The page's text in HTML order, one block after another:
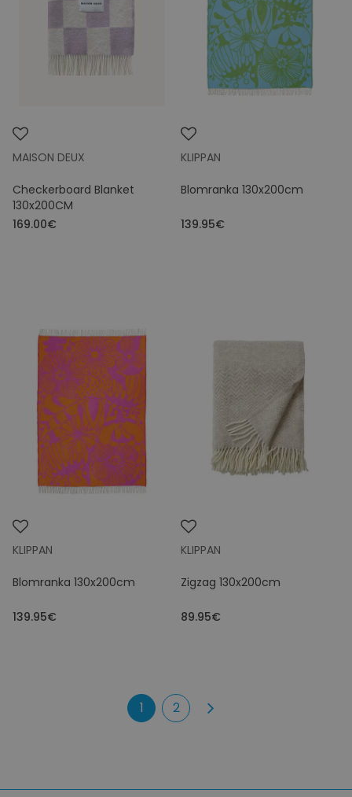
MAISON DEUX
Checkerboard Blanket
130x200CM
169.00€
KLIPPAN
Blomranka 130x200cm
139.95€
KLIPPAN
Blomranka 130x200cm
139.95€
KLIPPAN
Zigzag 130x200cm
89.95€
1 2